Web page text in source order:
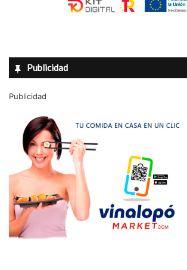
Publicidad
Publicidad